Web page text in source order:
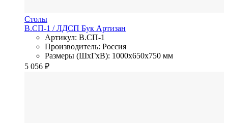
Столы
В.СП-1 / ЛДСП Бук Артизан
Артикул: В.СП-1
Производитель: Россия
Размеры (ШхГхВ): 1000x650x750 мм
5 056 ₽